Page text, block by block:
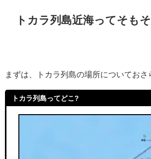
トカラ列島近海ってそも
まずは、トカラ列島の場所についておさ
トカラ列島ってどこ?